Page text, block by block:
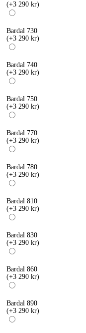
(+3 290 kr)
Bardal 730
(+3 290 kr)
Bardal 740
(+3 290 kr)
Bardal 750
(+3 290 kr)
Bardal 770
(+3 290 kr)
Bardal 780
(+3 290 kr)
Bardal 810
(+3 290 kr)
Bardal 830
(+3 290 kr)
Bardal 860
(+3 290 kr)
Bardal 890
(+3 290 kr)